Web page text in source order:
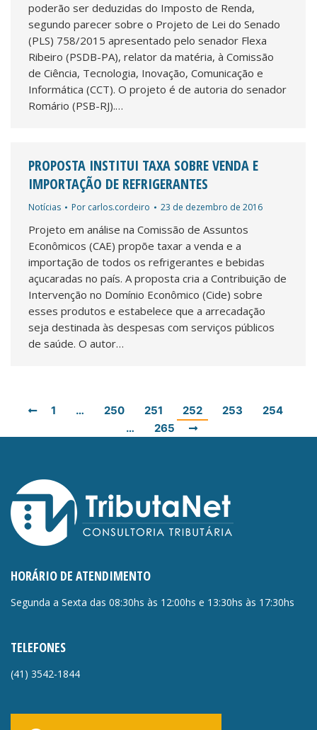
poderão ser deduzidas do Imposto de Renda,
segundo parecer sobre o Projeto de Lei do Senado
(PLS) 758/2015 apresentado pelo senador Flexa
Ribeiro (PSDB-PA), relator da matéria, à Comissão
de Ciência, Tecnologia, Inovação, Comunicação e
Informática (CCT). O projeto é de autoria do senador
Romário (PSB-RJ).…
PROPOSTA INSTITUI TAXA SOBRE VENDA E
IMPORTAÇÃO DE REFRIGERANTES
Notícias Por carlos.cordeiro 23 de dezembro de 2016
Projeto em análise na Comissão de Assuntos
Econômicos (CAE) propõe taxar a venda e a
importação de todos os refrigerantes e bebidas
açucaradas no país. A proposta cria a Contribuição de
Intervenção no Domínio Econômico (Cide) sobre
esses produtos e estabelece que a arrecadação
seja destinada às despesas com serviços públicos
de saúde. O autor…
1 … 250 251 252 253
254
…
265
HORÁRIO DE ATENDIMENTO
Segunda a Sexta das 08:30hs às 12:00hs e 13:30hs às 17:30hs
TELEFONES
(41) 3542-1844